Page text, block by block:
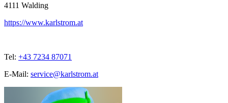
4111 Walding
https://www.karlstrom.at
Tel: +43 7234 87071
E-Mail: service@karlstrom.at